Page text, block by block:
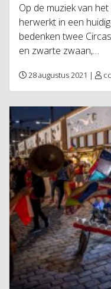
Op de muziek van
herwerkt in een
bedenken twee
en zwarte zwaan,…
28 augustus 2021 |